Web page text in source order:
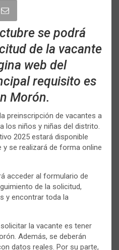
se podrá
de la vacante
web del
requisito es
Morón.
preinscripción de vacantes a
los niños y niñas del distrito.
2025 estará disponible
y se realizará de forma online
acceder al formulario de
de la solicitud,
y encontrar toda la
la vacante es tener
Además, se deberán
datos reales. Por su parte,